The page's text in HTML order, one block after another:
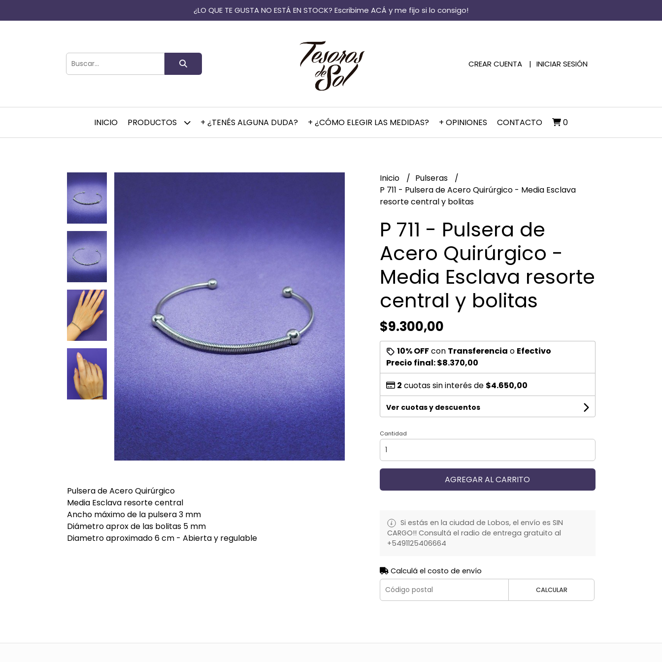
¿LO QUE TE GUSTA NO ESTÁ EN STOCK? Escribime ACÁ y me fijo si lo consigo!
CREAR CUENTA INICIAR SESIÓN
INICIO PRODUCTOS + ¿TENÉS ALGUNA DUDA? + ¿CÓMO ELEGIR LAS MEDIDAS? + OPINIONES CONTACTO 0
Pulsera de Acero Quirúrgico
Media Esclava resorte central
Ancho máximo de la pulsera 3 mm
Diámetro aprox de las bolitas 5 mm
Diametro aproximado 6 cm - Abierta y regulable
Inicio
Pulseras
P 711 - Pulsera de Acero Quirúrgico - Media Esclava
resorte central y bolitas
P 711 - Pulsera de
Acero Quirúrgico -
Media Esclava resorte
central y bolitas
$9.300,00
10% OFFcon Transferencia o Efectivo
Precio final:$8.370,00
2 cuotas sin interés de $4.650,00
Ver cuotas y descuentos
Cantidad
AGREGAR AL CARRITO
Si estás en la ciudad de Lobos, el envío es SIN
CARGO!! Consultá el radio de entrega gratuito al
+5491125406664
Calculá el costo de envío
CALCULAR